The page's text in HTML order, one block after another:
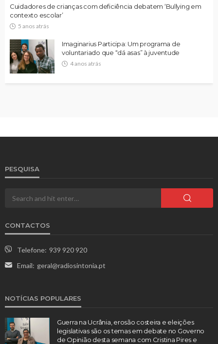
Cuidadores de crianças com deficiência debatem ‘Bullying em
contexto escolar’
5 anos atrás
Imaginarius Participa: Um programa de
voluntariado que “dá asas” à juventude
4 anos atrás
PESQUISA
CONTACTOS
Telefone: 939 920 920
Email: geral@radiosintonia.pt
NOTÍCIAS POPULARES
Guerra na Ucrânia, erosão costeira e eleições
legislativas são os temas em debate no Governo
de Opinião desta semana com Cristina Pires e